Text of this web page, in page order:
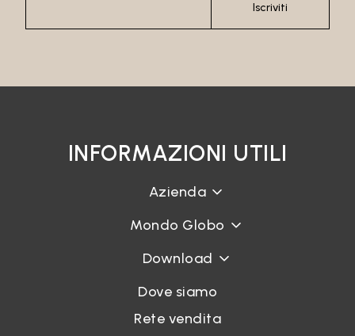
Iscriviti
INFORMAZIONI UTILI
Azienda
Mondo Globo
Download
Dove siamo
Rete vendita